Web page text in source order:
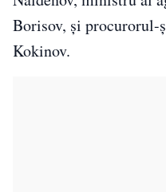
Borisov, şi procurorul-
Kokinov.